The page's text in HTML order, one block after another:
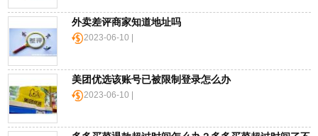
黑
色
星
期
五
网
外卖差评商家知道地址吗
2023-06-10 |
美团优选该账号已被限制登录怎么办
2023-06-10 |